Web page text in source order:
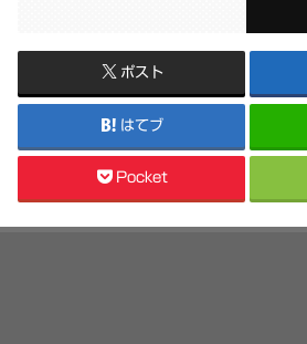
ポスト
はてブ
Pocket